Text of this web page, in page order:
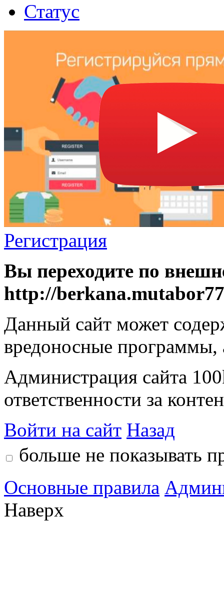
Статус
Регистрация
Вы переходите по
http://
Данный сайт может
вредоносные программы,
Администрация сайта
ответственности за
Войти на сайт Назад
больше не показывать
Основные правила
Наверх